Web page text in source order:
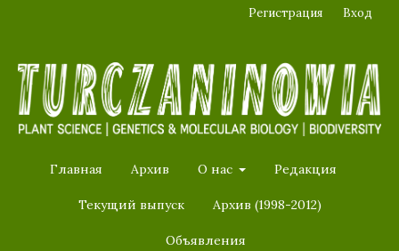
Главная Архив О нас Редакция
Текущий выпуск Архив (1998-2012)
Объявления
Регистрация Вход